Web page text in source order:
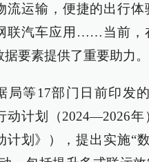
流运输，便捷的出行体
联汽车应用……当前，
要素提供了重要助力。
局等17部门日前印发
动计划（2024—2026
计划》），提出实施“